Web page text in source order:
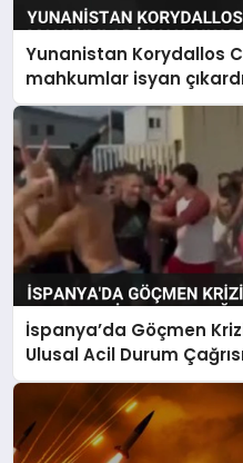
Yunanistan Korydallos
mahkumlar isyan
İspanya’da Göçmen
Ulusal Acil Durum